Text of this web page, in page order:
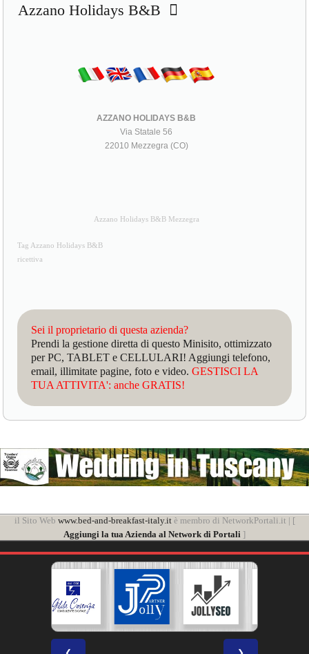
Azzano Holidays B&B
AZZANO HOLIDAYS B&B
Via Statale 56
22010 Mezzegra (CO)
Azzano Holidays B&B Mezzegra
Tag Azzano Holidays B&B
ricettiva
Sei il proprietario di questa azienda?
Prendi la gestione diretta di questo Minisito, ottimizzato
per PC, TABLET e CELLULARI! Aggiungi telefono,
email, illimitate pagine, foto e video.GESTISCI LA
TUA ATTIVITA': anche GRATIS!
il Sito Web www.bed-and-breakfast-italy.itè membro di NetworkPortali.it | [
Aggiungi la tua Azienda al Network di Portali ]